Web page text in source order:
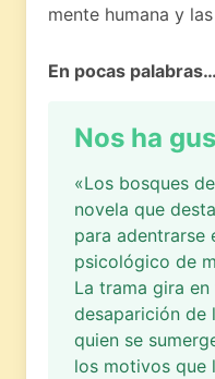
mente humana y
En pocas
Nos ha
«Los bosques
novela que
para adentrarse
psicológico de
La trama gira
desaparición de
quien se
los motivos que